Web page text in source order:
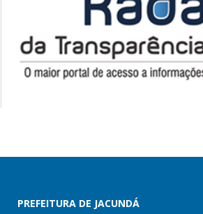
PREFEITURA DE JACUNDÁ